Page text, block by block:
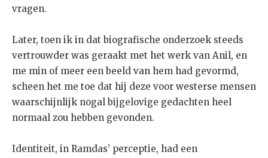
vragen.
Later, toen ik in dat biografische onderzoek steeds
vertrouwder was geraakt met het werk van Anil, en
me min of meer een beeld van hem had gevormd,
scheen het me toe dat hij deze voor westerse mensen
waarschijnlijk nogal bijgelovige gedachten heel
normaal zou hebben gevonden.
Identiteit, in Ramdas’ perceptie, had een